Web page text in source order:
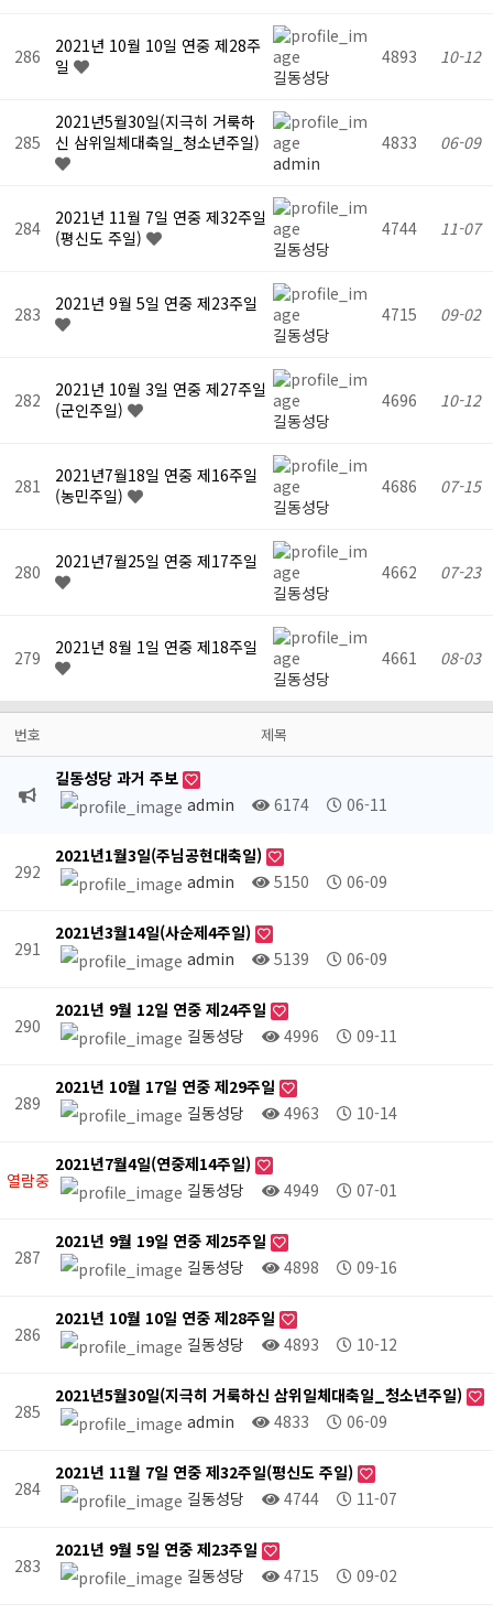
286
2021년 10월 10일 연중 제28주
일
길동성당
4893 10-12
285
2021년5월30일(지극히 거룩하
신 삼위일체대축일_청소년주일)
admin
4833 06-09
284
2021년 11월 7일 연중 제32주일
(평신도 주일)
길동성당
4744 11-07
283
2021년 9월 5일 연중 제23주일
길동성당
4715 09-02
282
2021년 10월 3일 연중 제27주일
(군인주일)
길동성당
4696 10-12
281
2021년7월18일 연중 제16주일
(농민주일)
길동성당
4686 07-15
280
2021년7월25일 연중 제17주일
길동성당
4662 07-23
279
2021년 8월 1일 연중 제18주일
길동성당
4661 08-03
번호 제목
길동성당 과거 주보
admin
6174 06-11
292
2021년1월3일(주님공현대축일)
admin
5150 06-09
291
2021년3월14일(사순제4주일)
admin
5139 06-09
290
2021년 9월 12일 연중 제24주일
길동성당
4996 09-11
289
2021년 10월 17일 연중 제29주일
길동성당
4963 10-14
열람중
2021년7월4일(연중제14주일)
길동성당
4949 07-01
287
2021년 9월 19일 연중 제25주일
길동성당
4898 09-16
286
2021년 10월 10일 연중 제28주일
길동성당
4893 10-12
285
2021년5월30일(지극히 거룩하신 삼위일체대축일_청소년주일)
admin
4833 06-09
284
2021년 11월 7일 연중 제32주일(평신도 주일)
길동성당
4744 11-07
283
2021년 9월 5일 연중 제23주일
길동성당
4715 09-02